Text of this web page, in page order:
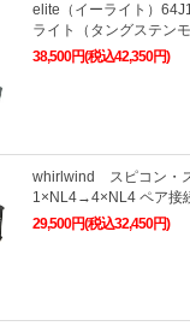
elite（イーライト）
ライト（タングステンモ
38,500円(税込42,350円)
whirlwind スピコン・
1×NL4→4×NL4 ペア接
29,500円(税込32,450円)